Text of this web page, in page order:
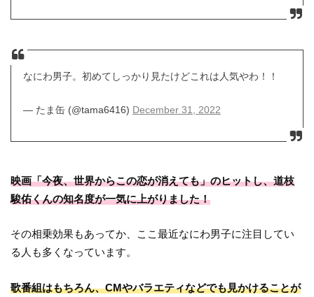
なにわ男子。初めてしっかり見たけどこれは人気やわ！！
— たま缶 (@tama6416) December 31, 2022
映画「今夜、世界からこの恋が消えても」のヒットし、道枝
駿佑くんの知名度が一気に上がりました！
その相乗効果もあってか、ここ最近なにわ男子に注目してい
る人も多くなっています。
歌番組はもちろん、CMやバラエティなどでも見かけることが